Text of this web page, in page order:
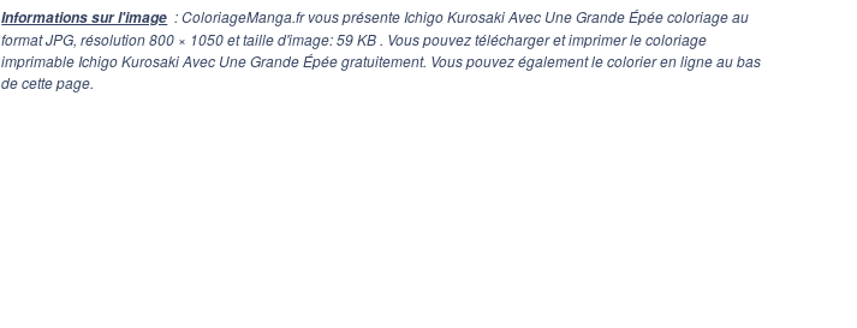
Informations sur l'image : ColoriageManga.fr vous présente Ichigo Kurosaki Avec Une Grande Épée coloriage au
format JPG, résolution800 × 1050et taille d'image: 59 KB . Vous pouvez télécharger et imprimer le coloriage
imprimable Ichigo Kurosaki Avec Une Grande Épée gratuitement. Vous pouvez également le colorier en ligne au bas
de cette page.